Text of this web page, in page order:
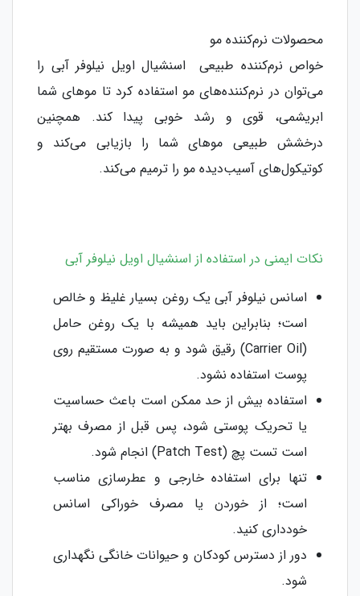
محصولات نرم‌کننده مو
خواص نرم‌کننده طبیعی اسنشیال اویل نیلوفر آبی را
می‌توان در نرم‌کننده‌های مو استفاده کرد تا موهای شما
ابریشمی، قوی و رشد خوبی پیدا کند. همچنین
درخشش طبیعی موهای شما را بازیابی می‌کند و
کوتیکول‌های آسیب‌دیده مو را ترمیم می‌کند.
نکات ایمنی در استفاده از اسنشیال اویل نیلوفر آبی
اسانس نیلوفر آبی یک روغن بسیار غلیظ و خالص
است؛ بنابراین باید همیشه با یک روغن حامل
(Carrier Oil) رقیق شود و به صورت مستقیم روی
پوست استفاده نشود.
استفاده بیش از حد ممکن است باعث حساسیت
یا تحریک پوستی شود، پس قبل از مصرف بهتر
است تست پچ (Patch Test) انجام شود.
تنها برای استفاده خارجی و عطرسازی مناسب
است؛ از خوردن یا مصرف خوراکی اسانس
خودداری کنید.
دور از دسترس کودکان و حیوانات خانگی نگهداری
شود.